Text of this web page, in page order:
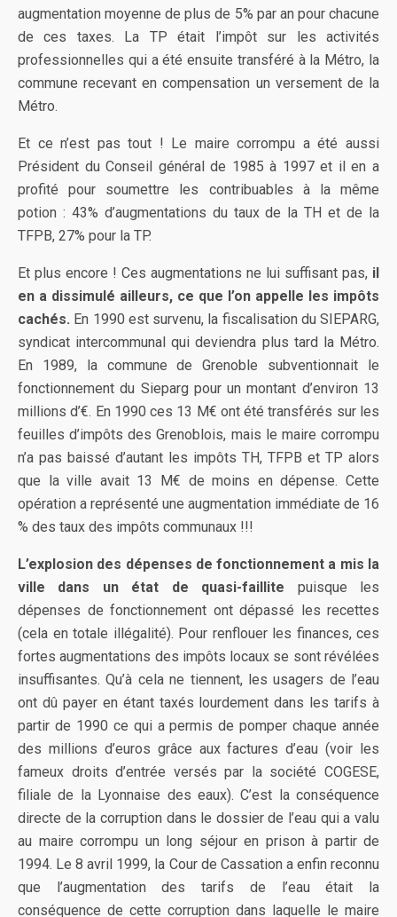
augmentation moyenne de plus de 5% par an pour chacune
de ces taxes. La TP était l’impôt sur les activités
professionnelles qui a été ensuite transféré à la Métro, la
commune recevant en compensation un versement de la
Métro.
Et ce n’est pas tout ! Le maire corrompu a été aussi
Président du Conseil général de 1985 à 1997 et il en a
profité pour soumettre les contribuables à la même
potion : 43% d’augmentations du taux de la TH et de la
TFPB, 27% pour la TP.
Et plus encore ! Ces augmentations ne lui suffisant pas, il
en a dissimulé ailleurs, ce que l’on appelle les impôts
cachés. En 1990 est survenu, la fiscalisation du SIEPARG,
syndicat intercommunal qui deviendra plus tard la Métro.
En 1989, la commune de Grenoble subventionnait le
fonctionnement du Sieparg pour un montant d’environ 13
millions d’€. En 1990 ces 13 M€ ont été transférés sur les
feuilles d’impôts des Grenoblois, mais le maire corrompu
n’a pas baissé d’autant les impôts TH, TFPB et TP alors
que la ville avait 13 M€ de moins en dépense. Cette
opération a représenté une augmentation immédiate de 16
% des taux des impôts communaux !!!
L’explosion des dépenses de fonctionnement a mis la
ville dans un état de quasi-faillite puisque les
dépenses de fonctionnement ont dépassé les recettes
(cela en totale illégalité). Pour renflouer les finances, ces
fortes augmentations des impôts locaux se sont révélées
insuffisantes. Qu’à cela ne tiennent, les usagers de l’eau
ont dû payer en étant taxés lourdement dans les tarifs à
partir de 1990 ce qui a permis de pomper chaque année
des millions d’euros grâce aux factures d’eau (voir les
fameux droits d’entrée versés par la société COGESE,
filiale de la Lyonnaise des eaux). C’est la conséquence
directe de la corruption dans le dossier de l’eau qui a valu
au maire corrompu un long séjour en prison à partir de
1994. Le 8 avril 1999, la Cour de Cassation a enfin reconnu
que l’augmentation des tarifs de l’eau était la
conséquence de cette corruption dans laquelle le maire